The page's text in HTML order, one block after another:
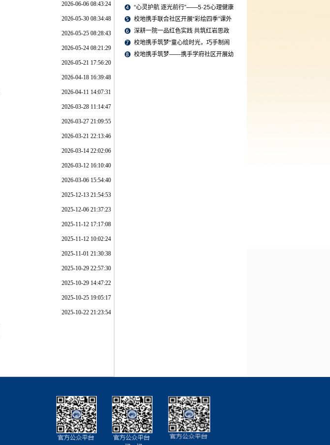
2026-06-06 08:43:24
2026-05-30 08:34:48
2026-05-25 08:28:43
2026-05-24 08:21:29
2026-05-21 17:56:20
2026-04-18 16:39:48
2026-04-11 14:07:31
2026-03-28 11:14:47
2026-03-27 21:09:55
2026-03-21 22:13:46
2026-03-14 22:02:06
2026-03-12 16:10:40
2026-03-06 15:54:40
2025-12-13 21:54:53
2025-12-06 21:37:23
2025-11-12 17:17:08
2025-11-12 10:02:24
2025-11-01 21:30:38
2025-10-29 22:57:30
2025-10-29 14:47:22
2025-10-25 19:05:17
2025-10-22 21:23:54
周末儿童衔接适应性学...
“心灵护航 逐光前行”——5·25心理健康
日主题游园会顺利举行
校地携手联合社区开展“彩绘四季”课外
儿童游戏活动（2026年...
深耕一院一品红色实践 共筑红岩思政
育人阵地
校地携手筑梦“童心绘时光，巧手制闹
钟”社区活动（2026年第...
校地携手筑梦——携手学府社区开展幼